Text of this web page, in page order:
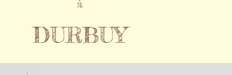
à
DURBUY